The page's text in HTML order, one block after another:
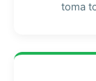
toma